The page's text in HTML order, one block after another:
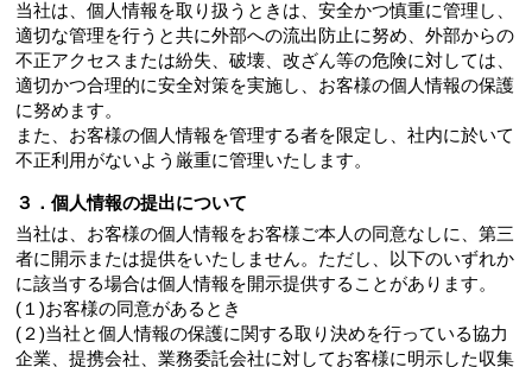
当社は、個人情報を取り扱うときは、安全かつ慎重に管理し、
適切な管理を行うと共に外部への流出防止に努め、外部からの
不正アクセスまたは紛失、破壊、改ざん等の危険に対しては、
適切かつ合理的に安全対策を実施し、お客様の個人情報の保護
に努めます。
また、お客様の個人情報を管理する者を限定し、社内に於いて
不正利用がないよう厳重に管理いたします。
３．個人情報の提出について
当社は、お客様の個人情報をお客様ご本人の同意なしに、第三
者に開示または提供をいたしません。ただし、以下のいずれか
に該当する場合は個人情報を開示提供することがあります。
(１)お客様の同意があるとき
(２)当社と個人情報の保護に関する取り決めを行っている協力
企業、提携会社、業務委託会社に対してお客様に明示した収集